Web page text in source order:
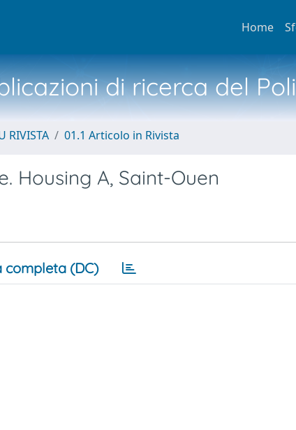
Home
di ricerca del
RIVISTA 01.1 Articolo in Rivista
Housing A, Saint-Ouen
completa (DC)